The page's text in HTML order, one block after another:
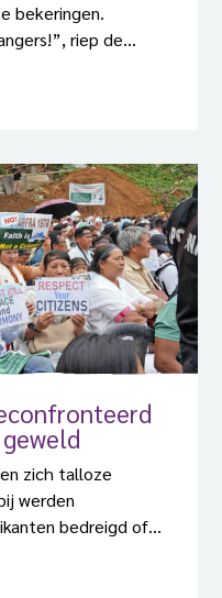
bekeringen.
riep de
zich talloze
werden
bedreigd of